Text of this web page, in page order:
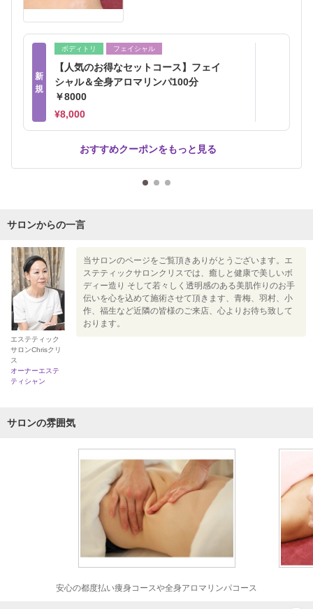
新
規
ボディトリ フェイシャル
【人気のお得なセットコース】フェイ
シャル＆全身アロマリンパ100分
￥8000
¥8,000
おすすめクーポンをもっと見る
サロンからの一言
エステティック
サロンChrisクリ
ス
オーナーエステ
ティシャン
当サロンのページをご覧頂きありがとうございます。エ
ステティックサロンクリスでは、癒しと健康で美しいボ
ディー造り そして若々しく透明感のある美肌作りのお手
伝いを心を込めて施術させて頂きます、青梅、羽村、小
作、福生など近隣の皆様のご来店、心よりお待ち致して
おります。
サロンの雰囲気
安心の都度払い痩身コースや全身アロマリンパコース